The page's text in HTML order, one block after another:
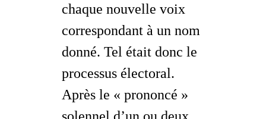
chaque nouvelle voix
correspondant à un nom
donné. Tel était donc le
processus électoral.
Après le « prononcé »